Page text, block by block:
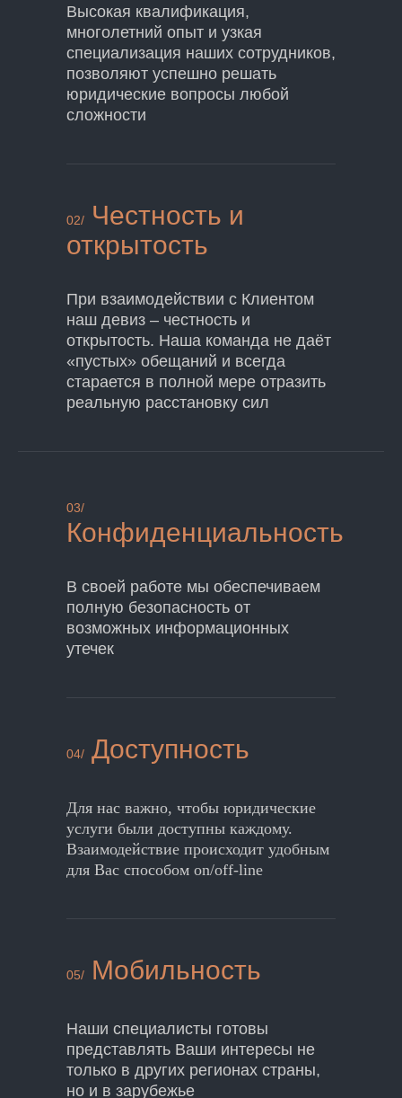
Высокая квалификация,
многолетний опыт и узкая
специализация наших сотрудников,
позволяют успешно решать
юридические вопросы любой
сложности
02/
Честность и
открытость
При взаимодействии с Клиентом
наш девиз – честность и
открытость. Наша команда не даёт
«пустых» обещаний и всегда
старается в полной мере отразить
реальную расстановку сил
03/
Конфиденциальность
В своей работе мы обеспечиваем
полную безопасность от
возможных информационных
утечек
04/ Доступность
Для нас важно, чтобы юридические
услуги были доступны каждому.
Взаимодействие происходит удобным
для Вас способом on/off-line
05/ Мобильность
Наши специалисты готовы
представлять Ваши интересы не
только в других регионах страны,
но и в зарубежье